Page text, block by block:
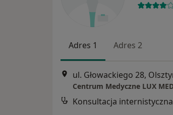
Adres 1 Adres 2
ul. Głowackiego 28,
Konsultacja internistyczna